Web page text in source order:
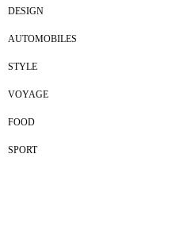
DESIGN
AUTOMOBILES
STYLE
VOYAGE
FOOD
SPORT